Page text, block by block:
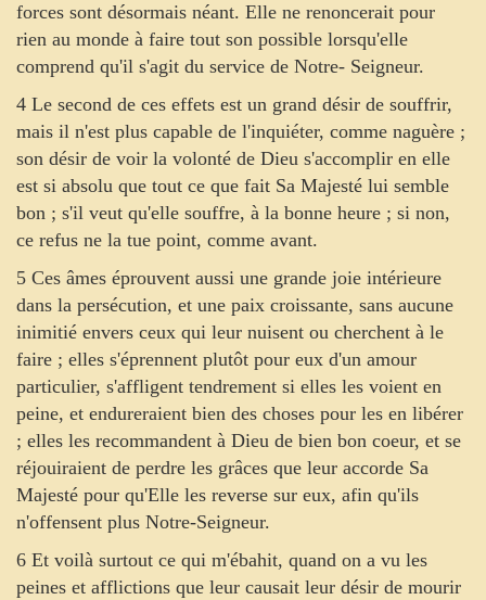
forces sont désormais néant. Elle ne renoncerait pour
rien au monde à faire tout son possible lorsqu'elle
comprend qu'il s'agit du service de Notre- Seigneur.
4 Le second de ces effets est un grand désir de souffrir,
mais il n'est plus capable de l'inquiéter, comme naguère ;
son désir de voir la volonté de Dieu s'accomplir en elle
est si absolu que tout ce que fait Sa Majesté lui semble
bon ; s'il veut qu'elle souffre, à la bonne heure ; si non,
ce refus ne la tue point, comme avant.
5 Ces âmes éprouvent aussi une grande joie intérieure
dans la persécution, et une paix croissante, sans aucune
inimitié envers ceux qui leur nuisent ou cherchent à le
faire ; elles s'éprennent plutôt pour eux d'un amour
particulier, s'affligent tendrement si elles les voient en
peine, et endureraient bien des choses pour les en libérer
; elles les recommandent à Dieu de bien bon coeur, et se
réjouiraient de perdre les grâces que leur accorde Sa
Majesté pour qu'Elle les reverse sur eux, afin qu'ils
n'offensent plus Notre-Seigneur.
6 Et voilà surtout ce qui m'ébahit, quand on a vu les
peines et afflictions que leur causait leur désir de mourir